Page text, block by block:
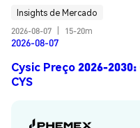
Insights de Mercado
2026-08-07
15-20m
2026-08-07
Cysic Preço 2026-
CYS